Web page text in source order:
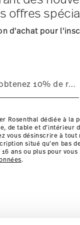
pour les articles
: Nous livrons
par e-mail dès
utiliser notre
de livraison ici
offres
d'achat pour
Rosenthal dédiée à la
de table et d’intérieur
vous désinscrire à tout
situé qu’en bas
ans ou plus pour
.